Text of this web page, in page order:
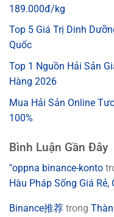
189.000đ/kg
Top 5 Giá Trị Dinh
Quốc
Top 1 Nguồn Hải Sản
Hàng 2026
Mua Hải Sản Online
100%
Bình Luận Gần Đây
"oppna binance-konto
Hàu Pháp Sống Giá
Binance推荐 trong